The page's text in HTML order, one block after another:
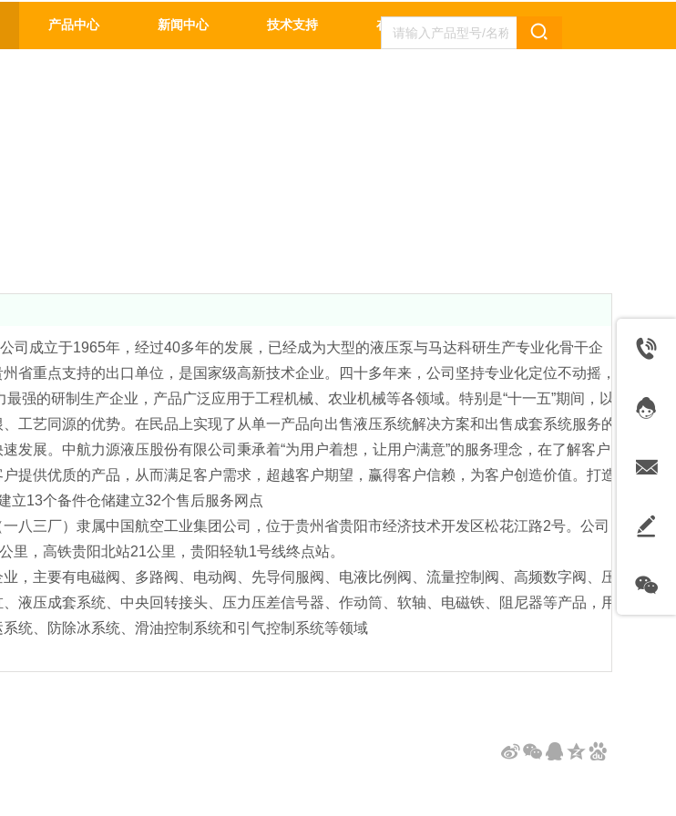
产品中心 新闻中心 技术支持 在线留言 联系我们
司成立于1965年，经过40多年的发展，已经成为大型的液压泵与马达科研生产专业化骨干企
省重点支持的出口单位，是国家级高新技术企业。四十多年来，公司坚持专业化定位不动摇，
强的研制生产企业，产品广泛应用于工程机械、农业机械等各领域。特别是“十一五”期间，以
工艺同源的优势。在民品上实现了从单一产品向出售液压系统解决方案和出售成套系统服务的
发展。中航力源液压股份有限公司秉承着“为用户着想，让用户满意”的服务理念，在了解客户
提供优质的产品，从而满足客户需求，超越客户期望，赢得客户信赖，为客户创造价值。打造
立13个备件仓储建立32个售后服务网点
八三厂）隶属中国航空工业集团公司，位于贵州省贵阳市经济技术开发区松花江路2号。公司
里，高铁贵阳北站21公里，贵阳轻轨1号线终点站。
主要有电磁阀、多路阀、电动阀、先导伺服阀、电液比例阀、流量控制阀、高频数字阀、压
液压成套系统、中央回转接头、压力压差信号器、作动筒、软轴、电磁铁、阻尼器等产品，用
统、防除冰系统、滑油控制系统和引气控制系统等领域